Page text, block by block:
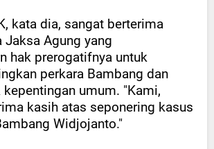
kata dia, sangat berterima
Jaksa Agung yang
hak prerogatifnya untuk
perkara Bambang dan
kepentingan umum. "Kami,
kasih atas seponering kasus
Widjojanto."